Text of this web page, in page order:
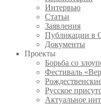
Интервью
Статьи
Заявления
Публикации в
Документы
Проекты
Борьба со
Фестиваль
Русское
Актуальное